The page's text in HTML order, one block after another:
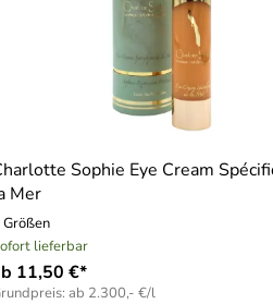
Sophie Eye Cream
Mer
Größen
lieferbar
11,50 €*
ab 2.300,- €/l